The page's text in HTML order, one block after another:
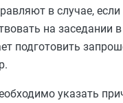
в случае,
на заседании
подготовить
указать